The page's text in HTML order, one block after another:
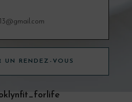
UN RENDEZ-VOUS